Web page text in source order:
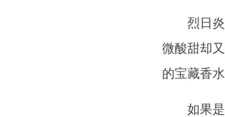
烈日
微酸甜却
的宝藏香
如果